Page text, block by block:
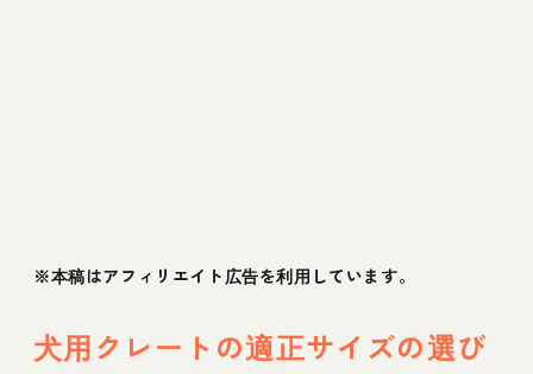
※本稿はアフィリエイト広告を利用しています。
犬用クレートの適正サイズの選び